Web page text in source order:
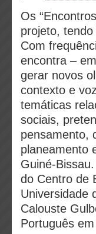
Os
projeto,
Com
encontra –
gerar novos
contexto e
temáticas
sociais,
pensamento,
planeamento
Guiné-
do Centro de
Universidade
Calouste
Português